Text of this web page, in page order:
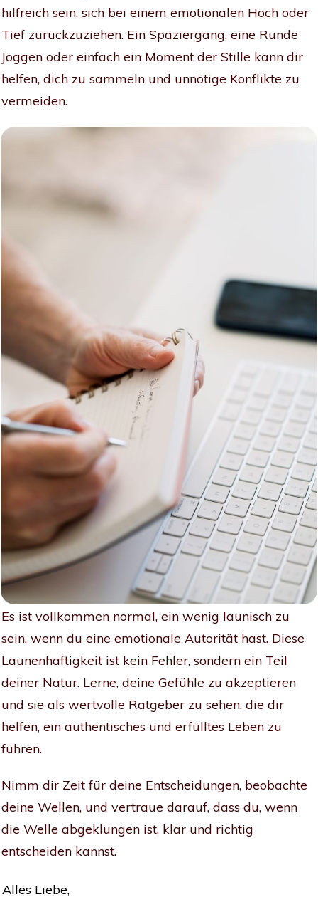
hilfreich sein, sich bei einem emotionalen Hoch oder
Tief zurückzuziehen. Ein Spaziergang, eine Runde
Joggen oder einfach ein Moment der Stille kann dir
helfen, dich zu sammeln und unnötige Konflikte zu
vermeiden.
Es ist vollkommen normal, ein wenig launisch zu
sein, wenn du eine emotionale Autorität hast. Diese
Launenhaftigkeit ist kein Fehler, sondern ein Teil
deiner Natur. Lerne, deine Gefühle zu akzeptieren
und sie als wertvolle Ratgeber zu sehen, die dir
helfen, ein authentisches und erfülltes Leben zu
führen.
Nimm dir Zeit für deine Entscheidungen, beobachte
deine Wellen, und vertraue darauf, dass du, wenn
die Welle abgeklungen ist, klar und richtig
entscheiden kannst.
Alles Liebe,